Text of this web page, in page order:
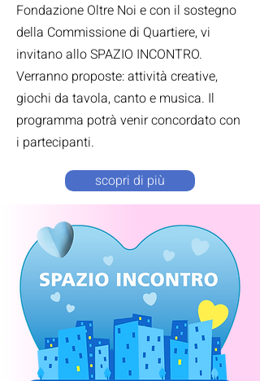
Fondazione Oltre Noi⁣ e con il sostegno
della Commissione di Quartiere⁣, vi
invitano allo SPAZIO INCONTRO.
Verranno proposte: attività creative,
giochi da tavola, canto e musica.⁣ Il
programma potrà venir concordato con
i partecipanti.⁣
scopri di più